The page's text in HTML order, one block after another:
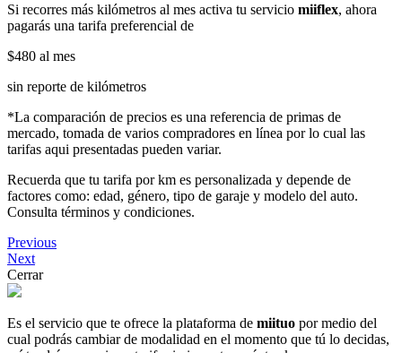
Si recorres más kilómetros al mes activa tu servicio miiflex, ahora
pagarás una tarifa preferencial de
$480 al mes
sin reporte de kilómetros
*La comparación de precios es una referencia de primas de
mercado, tomada de varios compradores en línea por lo cual las
tarifas aqui presentadas pueden variar.
Recuerda que tu tarifa por km es personalizada y depende de
factores como: edad, género, tipo de garaje y modelo del auto.
Consulta términos y condiciones.
Previous
Next
Cerrar
Es el servicio que te ofrece la plataforma de miituo por medio del
cual podrás cambiar de modalidad en el momento que tú lo decidas,